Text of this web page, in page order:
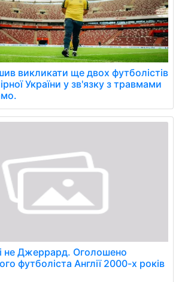
викликати ще двох футболістів
України у зв'язку з травмами
не Джеррард. Оголошено
футболіста Англії 2000-х років